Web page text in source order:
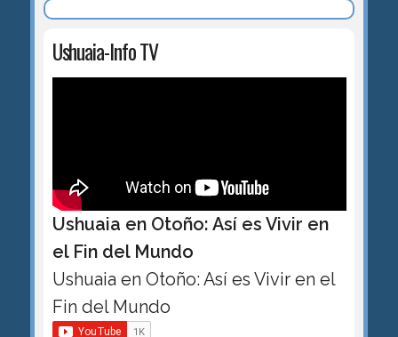
Ushuaia-Info TV
Ushuaia en Otoño: Así es Vivir en
el Fin del Mundo
Ushuaia en Otoño: Así es Vivir en el
Fin del Mundo